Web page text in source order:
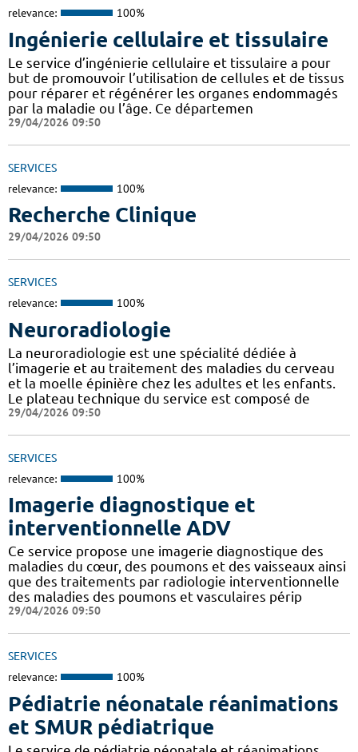
relevance: 100%
Ingénierie cellulaire et tissulaire
Le service d’ingénierie cellulaire et tissulaire a pour
but de promouvoir l’utilisation de cellules et de tissus
pour réparer et régénérer les organes endommagés
par la maladie ou l’âge. Ce départemen
29/04/2026 09:50
SERVICES
relevance: 100%
Recherche Clinique
29/04/2026 09:50
SERVICES
relevance: 100%
Neuroradiologie
La neuroradiologie est une spécialité dédiée à
l’imagerie et au traitement des maladies du cerveau
et la moelle épinière chez les adultes et les enfants.
Le plateau technique du service est composé de
29/04/2026 09:50
SERVICES
relevance: 100%
Imagerie diagnostique et
interventionnelle ADV
Ce service propose une imagerie diagnostique des
maladies du cœur, des poumons et des vaisseaux ainsi
que des traitements par radiologie interventionnelle
des maladies des poumons et vasculaires périp
29/04/2026 09:50
SERVICES
relevance: 100%
Pédiatrie néonatale réanimations
et SMUR pédiatrique